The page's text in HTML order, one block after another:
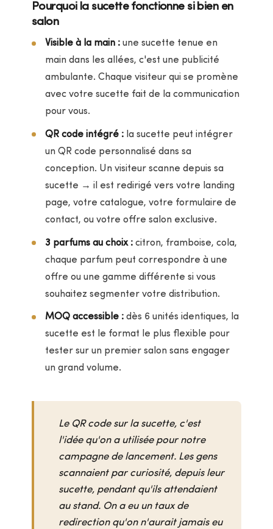
Pourquoi la sucette fonctionne si bien en
salon
Visible à la main : une sucette tenue en
main dans les allées, c'est une publicité
ambulante. Chaque visiteur qui se promène
avec votre sucette fait de la communication
pour vous.
QR code intégré : la sucette peut intégrer
un QR code personnalisé dans sa
conception. Un visiteur scanne depuis sa
sucette → il est redirigé vers votre landing
page, votre catalogue, votre formulaire de
contact, ou votre offre salon exclusive.
3 parfums au choix : citron, framboise, cola,
chaque parfum peut correspondre à une
offre ou une gamme différente si vous
souhaitez segmenter votre distribution.
MOQ accessible : dès 6 unités identiques, la
sucette est le format le plus flexible pour
tester sur un premier salon sans engager
un grand volume.
Le QR code sur la sucette, c'est
l'idée qu'on a utilisée pour notre
campagne de lancement. Les gens
scannaient par curiosité, depuis leur
sucette, pendant qu'ils attendaient
au stand. On a eu un taux de
redirection qu'on n'aurait jamais eu